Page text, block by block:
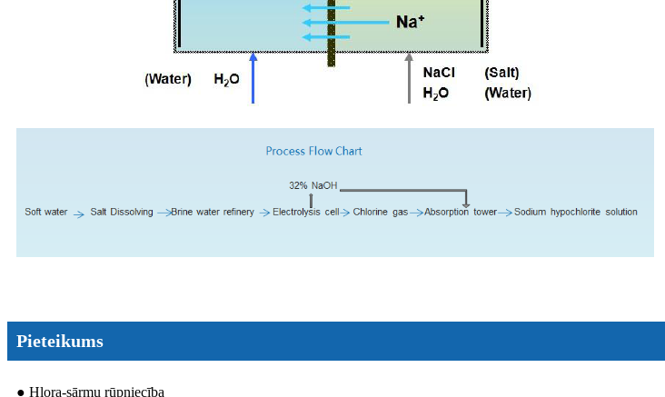
Pieteikums
● Hlora-sārmu rūpniecība